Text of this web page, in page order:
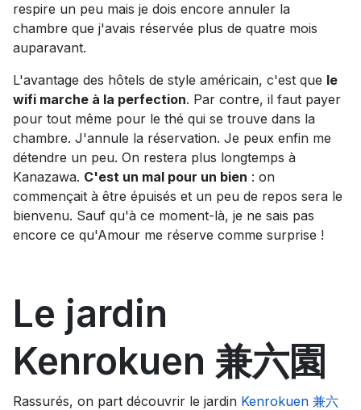
respire un peu mais je dois encore annuler la
chambre que j'avais réservée plus de quatre mois
auparavant.
L'avantage des hôtels de style américain, c'est que le
wifi marche à la perfection. Par contre, il faut payer
pour tout même pour le thé qui se trouve dans la
chambre. J'annule la réservation. Je peux enfin me
détendre un peu. On restera plus longtemps à
Kanazawa. C'est un mal pour un bien : on
commençait à être épuisés et un peu de repos sera le
bienvenu. Sauf qu'à ce moment-là, je ne sais pas
encore ce qu'Amour me réserve comme surprise !
Le jardin
Kenrokuen 兼六園
Rassurés, on part découvrir le jardin Kenrokuen 兼六